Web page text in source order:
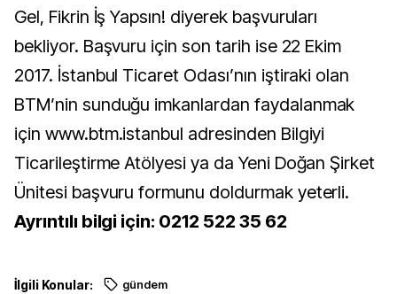
Gel, Fikrin İş Yapsın! diyerek başvuruları
bekliyor. Başvuru için son tarih ise 22 Ekim
2017. İstanbul Ticaret Odası’nın iştiraki olan
BTM’nin sunduğu imkanlardan faydalanmak
için www.btm.istanbul adresinden Bilgiyi
Ticarileştirme Atölyesi ya da Yeni Doğan Şirket
Ünitesi başvuru formunu doldurmak yeterli.
Ayrıntılı bilgi için: 0212 522 35 62
İlgili Konular: gündem